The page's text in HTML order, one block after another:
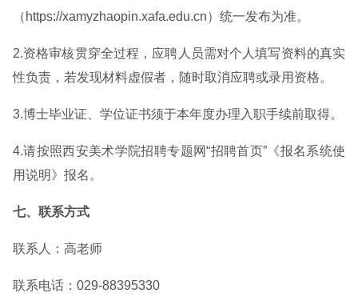
（https://xamyzhaopin.xafa.edu.cn）统一发布为准。
2.资格审核贯穿全过程，应聘人员需对个人填写资料的真实
性负责，若发现材料虚假者，随时取消应聘或录用资格。
3.博士毕业证、学位证书须于本年度办理入职手续前取得。
4.请按照西安美术学院招聘专题网“招聘首页”《报名系统使
用说明》报名。
七、联系方式
联系人：高老师
联系电话：029-88395330